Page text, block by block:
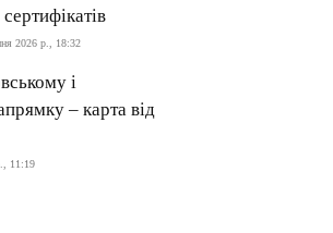
2026 р., 18:32
і
– карта від
11:19